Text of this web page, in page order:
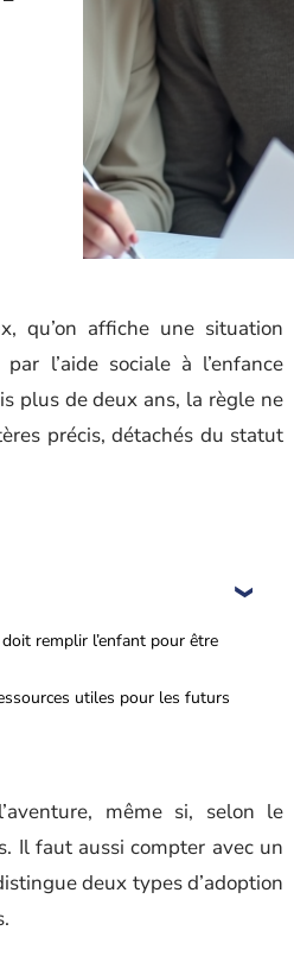
qu’on affiche une situation
l’aide sociale à l’enfance
plus de deux ans, la règle ne
précis, détachés du statut
remplir l’enfant pour être
utiles pour les futurs
même si, selon le
Il faut aussi compter avec un
deux types d’adoption